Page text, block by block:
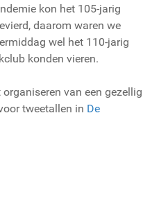
kon het 105-jarig
daarom waren we
wel het 110-jarig
konden vieren.
van een gezellig
tweetallen in De